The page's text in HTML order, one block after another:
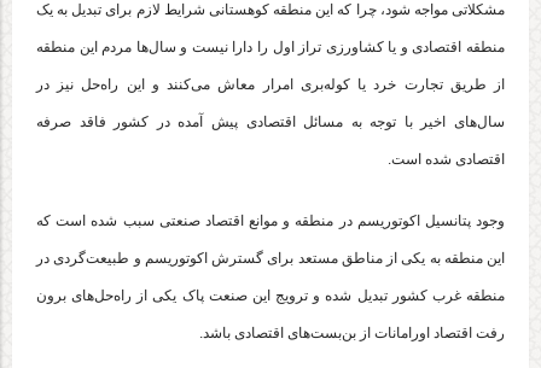
مشکلاتی مواجه شود، چرا که این منطقه کوهستانی شرایط لازم برای تبدیل به یک
منطقه اقتصادی و یا کشاورزی تراز اول را دارا نیست و سال‌ها مردم این منطقه
از طریق تجارت خرد یا کوله‌بری امرار معاش می‌کنند و این راه‌حل نیز در
سال‌های اخیر با توجه به مسائل اقتصادی پیش آمده در کشور فاقد صرفه
اقتصادی شده است.
وجود پتانسیل اکوتوریسم در منطقه و موانع اقتصاد صنعتی سبب شده است که
این منطقه به یکی از مناطق مستعد برای گسترش اکوتوریسم و طبیعت‌گردی در
منطقه غرب کشور تبدیل شده و ترویج این صنعت پاک یکی از راه‌حل‌های برون
رفت اقتصاد اورامانات از بن‌بست‌های اقتصادی باشد.